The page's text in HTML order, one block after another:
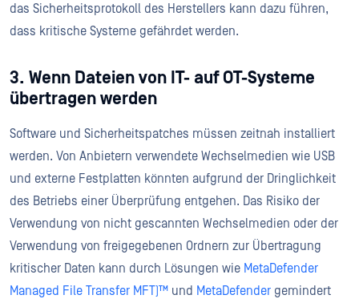
das Sicherheitsprotokoll des Herstellers kann dazu führen,
dass kritische Systeme gefährdet werden.
3. Wenn Dateien von IT- auf OT-Systeme
übertragen werden
Software und Sicherheitspatches müssen zeitnah installiert
werden. Von Anbietern verwendete Wechselmedien wie USB
und externe Festplatten könnten aufgrund der Dringlichkeit
des Betriebs einer Überprüfung entgehen. Das Risiko der
Verwendung von nicht gescannten Wechselmedien oder der
Verwendung von freigegebenen Ordnern zur Übertragung
kritischer Daten kann durch Lösungen wie MetaDefender
Managed File Transfer MFT)™ und MetaDefender gemindert